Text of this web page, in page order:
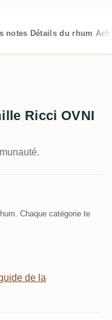
notes Détails du rhum
Ricci OVNI
Chaque catégorie te
de la